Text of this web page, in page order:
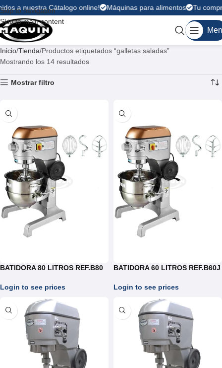
Skip to navigation
Skip to main content
a nuestra Cátalogo online! Máquinas para alimentos Tu
Inicio Tienda Productos etiquetados “galletas saladas”
Mostrando los 14 resultados
Mostrar filtro
BATIDORA 80 LITROS REF.B80
Login to see prices
BATIDORA 60 LITROS REF.B60J
Login to see prices